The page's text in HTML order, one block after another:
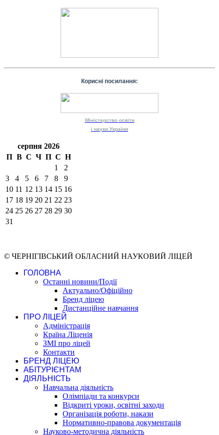
Корисні посилання:
Міністерство освіти
і науки України
серпня 2026
П В С Ч П С Н
1
2
3
4 5 6 7 8
9
10 11 12 13 14 15 16
17 18 19 20 21 22 23
24 25 26 27 28 29 30
31
© ЧЕРНІГІВСЬКИЙ ОБЛАСНИЙ НАУКОВИЙ ЛІЦЕЙ
ГОЛОВНА
Останні новини/Події
Актуально/Офіційно
Бренд ліцею
Дистанційне навчання
ПРО ЛІЦЕЙ
Адміністрація
Країна Ліценія
ЗМІ про ліцей
Контакти
БРЕНД ЛІЦЕЮ
АБІТУРІЄНТАМ
ДІЯЛЬНІСТЬ
Навчальна діяльність
Олімпіади та конкурси
Відкриті уроки, освітні заходи
Організація роботи, накази
Нормативно-правова документація
Науково-методична діяльність